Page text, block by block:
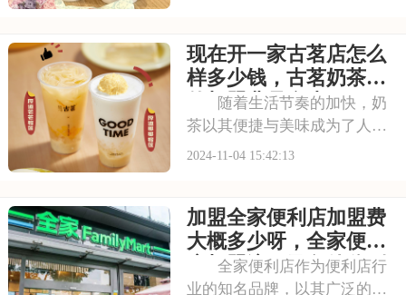
加入一个有潜力的品牌，更是
一次与国风文化结合的创业机
会。那么，加盟霸王茶姬
现在开一家古茗店怎么
样多少钱，古茗奶茶店
的加盟费是多少
随着生活节奏的加快，奶
茶以其便捷与美味成为了人们
日常饮品的选择。奶茶行业也
日益激烈。古茗，在这一浪潮
中凭借其深厚的茶饮文化底蕴
和不断创新的产品线
2024-11-04 15:42:13
加盟全家便利店加盟费
大概多少呀，全家便利
店加盟流程及条件分别
是什么
全家便利店作为便利店行
业的知名品牌，以其广泛的分